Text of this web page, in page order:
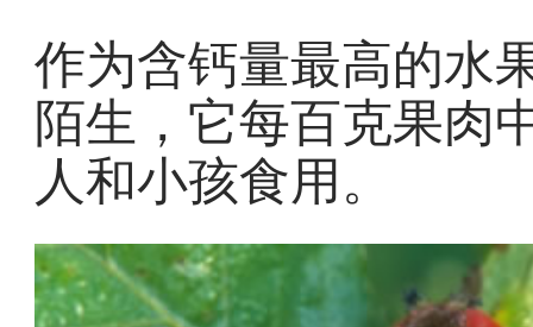
作为含钙量最高的水
陌生，它每百克果肉
人和小孩食用。